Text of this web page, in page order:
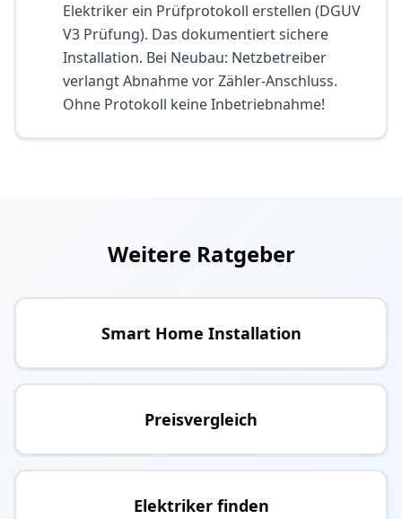
Elektriker ein Prüfprotokoll erstellen (DGUV
V3 Prüfung). Das dokumentiert sichere
Installation. Bei Neubau: Netzbetreiber
verlangt Abnahme vor Zähler-Anschluss.
Ohne Protokoll keine Inbetriebnahme!
Weitere Ratgeber
Smart Home Installation
Preisvergleich
Elektriker finden